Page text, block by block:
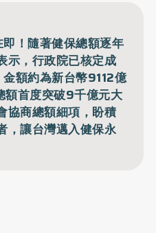
！隨著健保總額逐年
示，行政院已核定成
額約為新台幣9112億
首度突破9千億元大
協商總額細項，盼積
，讓台灣邁入健保永